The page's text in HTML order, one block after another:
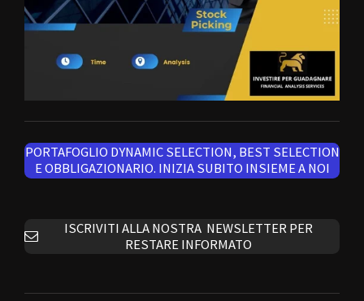
PORTAFOGLIO DYNAMIC SELECTION, BEST SELECTION
E OBBLIGAZIONARIO. INIZIA SUBITO INSIEME A NOI
ISCRIVITI ALLA NOSTRA NEWSLETTER PER
RESTARE INFORMATO